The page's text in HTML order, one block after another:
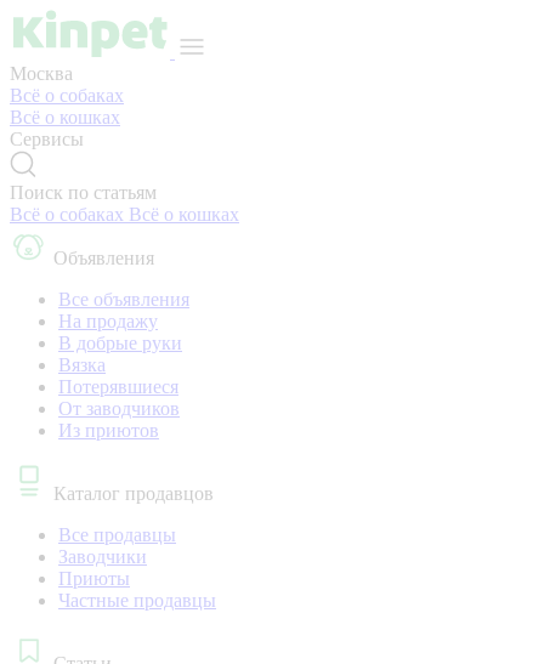
Москва
Всё о собаках
Всё о кошках
Сервисы
Поиск по статьям
Всё о собаках Всё о кошках
Объявления
Все объявления
На продажу
В добрые руки
Вязка
Потерявшиеся
От заводчиков
Из приютов
Каталог продавцов
Все продавцы
Заводчики
Приюты
Частные продавцы